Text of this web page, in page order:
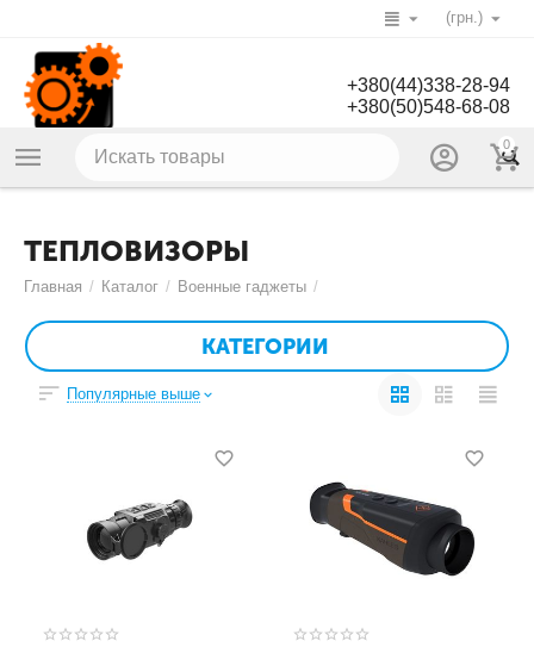
(грн.)
+380(44)338-28-94
+380(50)548-68-08
0
ТЕПЛОВИЗОРЫ
Главная / Каталог / Военные гаджеты /
КАТЕГОРИИ
Популярные выше